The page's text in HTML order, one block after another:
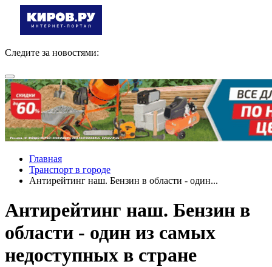
Следите за новостями:
Главная
Транспорт в городе
Антирейтинг наш. Бензин в области - один...
Антирейтинг наш. Бензин в
области - один из самых
недоступных в стране